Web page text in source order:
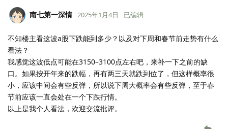
南七第一深情 2025年1月4日 已编辑
不知楼主看这波a股下跌能到多少？以及对下周和春节前走势有什么
看法？
我感觉这波低点可能在3150–3100点左右吧，来补一下之前的缺
口。如果按开年来的跌幅，再有两三天就跌到位了，但这样概率很
小，应该中间会有些反弹，所以说下周大概率会有些反弹，至于春
节前应该一直会处在一个下跌行情。
以上是我个人看法，欢迎交流批评。